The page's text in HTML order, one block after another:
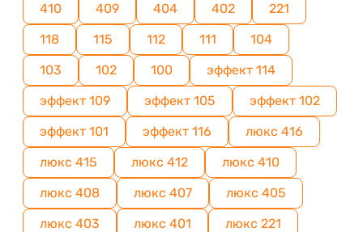
410
409 404 402
221
118
115 112 111
104
103
102 100
эффект 114
эффект 109
эффект 105
эффект 102
эффект 101
эффект 116
люкс 416
люкс 415
люкс 412
люкс 410
люкс 408
люкс 407
люкс 405
люкс 403
люкс 401
люкс 221